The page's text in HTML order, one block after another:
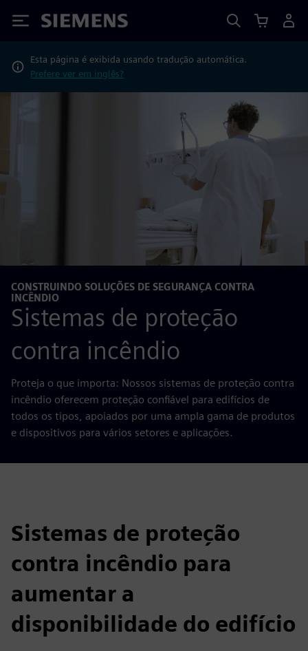
Siemens
Esta página é exibida usando tradução automática.
Prefere ver em inglês?
CONSTRUINDO SOLUÇÕES DE SEGURANÇA CONTRA
INCÊNDIO
Sistemas de proteção
contra incêndio
Proteja o que importa: Nossos sistemas de proteção contra
incêndio oferecem proteção confiável para edifícios de
todos os tipos, apoiados por uma ampla gama de produtos
e dispositivos para vários setores e aplicações.
Sistemas de proteção
contra incêndio para
aumentar a
disponibilidade do edifício